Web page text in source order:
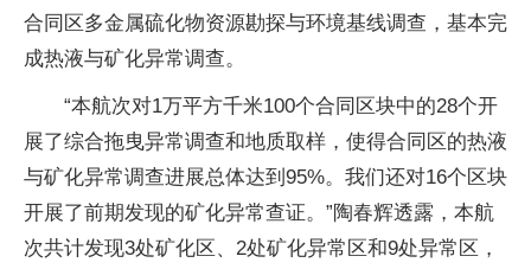
合同区多金属硫化物资源勘探与环境基线调查，基本完
成热液与矿化异常调查。
“本航次对1万平方千米100个合同区块中的28个开
展了综合拖曳异常调查和地质取样，使得合同区的热液
与矿化异常调查进展总体达到95%。我们还对16个区块
开展了前期发现的矿化异常查证。”陶春辉透露，本航
次共计发现3处矿化区、2处矿化异常区和9处异常区，